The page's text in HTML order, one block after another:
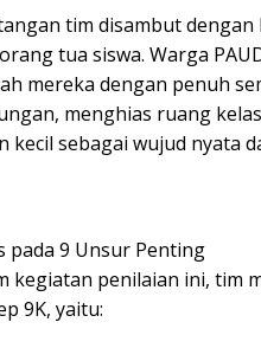
tim disambut
tua siswa. Warga
mereka dengan penuh
menghias ruang
kecil sebagai wujud nyata
pada 9 Unsur Penting
kegiatan penilaian ini, tim
9K, yaitu: